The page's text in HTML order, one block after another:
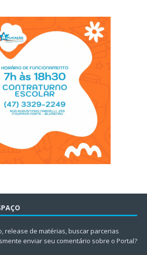
release de matérias, buscar parcerias
enviar seu comentário sobre o Portal?